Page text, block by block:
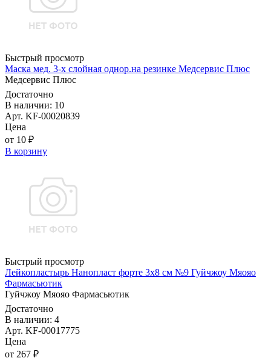
Быстрый просмотр
Маска мед. 3-х слойная однор.на резинке Медсервис Плюс
Медсервис Плюс
Достаточно
В наличии: 10
Арт. KF-00020839
Цена
от 10 ₽
В корзину
Быстрый просмотр
Лейкопластырь Нанопласт форте 3х8 см №9 Гуйчжоу Мяояо
Фармасьютик
Гуйчжоу Мяояо Фармасьютик
Достаточно
В наличии: 4
Арт. KF-00017775
Цена
от 267 ₽